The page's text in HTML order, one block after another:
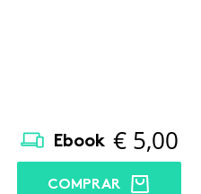
Ebook € 5,00
COMPRAR